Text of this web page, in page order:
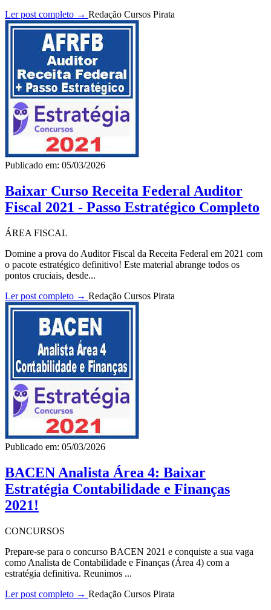
Ler post completo → Redação Cursos Pirata
Publicado em: 05/03/2026
Baixar Curso Receita Federal Auditor
Fiscal 2021 - Passo Estratégico Completo
ÁREA FISCAL
Domine a prova do Auditor Fiscal da Receita Federal em 2021 com
o pacote estratégico definitivo! Este material abrange todos os
pontos cruciais, desde...
Ler post completo → Redação Cursos Pirata
Publicado em: 05/03/2026
BACEN Analista Área 4: Baixar
Estratégia Contabilidade e Finanças
2021!
CONCURSOS
Prepare-se para o concurso BACEN 2021 e conquiste a sua vaga
como Analista de Contabilidade e Finanças (Área 4) com a
estratégia definitiva. Reunimos ...
Ler post completo → Redação Cursos Pirata